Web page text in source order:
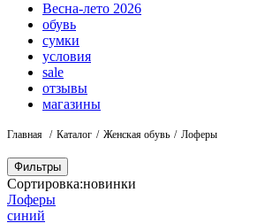
Весна-лето 2026
обувь
сумки
условия
sale
отзывы
магазины
Главная Каталог Женская обувь Лоферы
Фильтры
Сортировка:новинки
Лоферы
синий